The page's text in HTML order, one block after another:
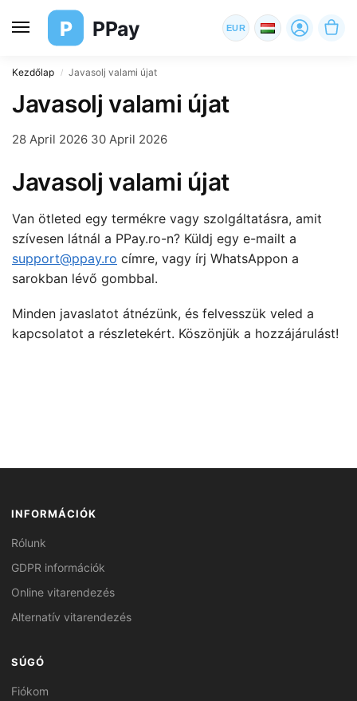
P PPay EUR
Kezdőlap / Javasolj valami újat
Javasolj valami újat
28 April 2026 30 April 2026
Javasolj valami újat
Van ötleted egy termékre vagy szolgáltatásra, amit
szívesen látnál a PPay.ro-n? Küldj egy e-mailt a
support@ppay.ro címre, vagy írj WhatsAppon a
sarokban lévő gombbal.
Minden javaslatot átnézünk, és felvesszük veled a
kapcsolatot a részletekért. Köszönjük a hozzájárulást!
INFORMÁCIÓK
Rólunk
GDPR információk
Online vitarendezés
Alternatív vitarendezés
SÚGÓ
Fiókom